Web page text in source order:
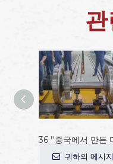
귀하의 메시지